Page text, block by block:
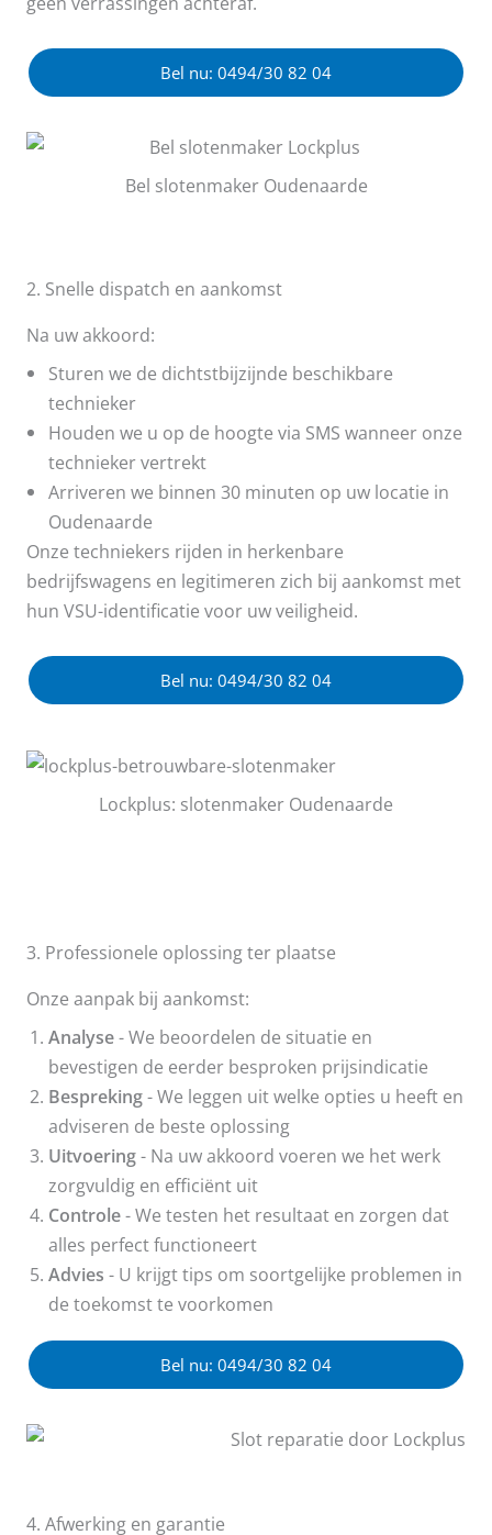
Bel nu: 0494/30 82 04
Bel slotenmaker Oudenaarde
Lockplus: slotenmaker Oudenaarde
2. Snelle dispatch en aankomst
Na uw akkoord:
Sturen we de dichtstbijzijnde beschikbare
technieker
Houden we u op de hoogte via SMS wanneer onze
technieker vertrekt
Arriveren we binnen 30 minuten op uw locatie in
Oudenaarde
Onze techniekers rijden in herkenbare
bedrijfswagens en legitimeren zich bij aankomst met
hun VSU-identificatie voor uw veiligheid.
Bel nu: 0494/30 82 04
3. Professionele oplossing ter plaatse
Onze aanpak bij aankomst:
Analyse- We beoordelen de situatie en
bevestigen de eerder besproken prijsindicatie
Bespreking- We leggen uit welke opties u heeft en
adviseren de beste oplossing
Uitvoering- Na uw akkoord voeren we het werk
zorgvuldig en efficiënt uit
Controle- We testen het resultaat en zorgen dat
alles perfect functioneert
Advies - U krijgt tips om soortgelijke problemen in
de toekomst te voorkomen
Bel nu: 0494/30 82 04
4. Afwerking en garantie